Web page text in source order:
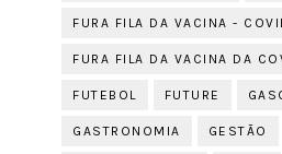
FURA FILA DA VACINA -
FURA FILA DA VACINA DA
FUTEBOL FUTURE
GASTRONOMIA GESTÃO